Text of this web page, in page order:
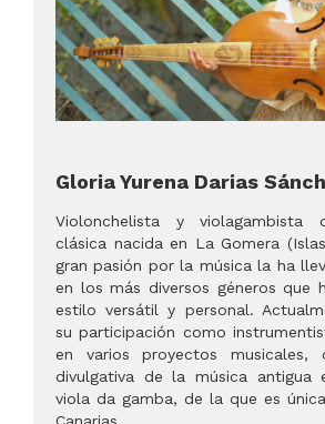
Gloria Yurena Darias
Violonchelista y violagambista
clásica nacida en La Gomera
gran pasión por la música la ha
en los más diversos géneros que
estilo versátil y personal.
su participación como
en varios proyectos musicales,
divulgativa de la música
viola da gamba, de la que es